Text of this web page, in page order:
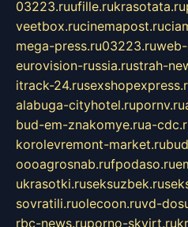
03223.ruufille.rukrasotata.ru
veetbox.rucinemapost.ru
mega-press.ru03223.ru
eurovision-russia.rustrah-
itrack-24.ru
alabuga-cityhotel.rupornv.ru
bud-em-znakomye.rua-
korolevremont-market.ru
oooagrosnab.rufpodaso.ru
ukrasotki.ruseksuzbek.ru
sovratili.ruolecoon.ruvd-
rbc-news.ruporno-skvirt.ru